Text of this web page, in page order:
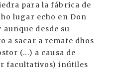
para la fábrica de
lugar echo en Don
desde su
a sacar a remate dhos
(...) a causa de
facultativos) inútiles